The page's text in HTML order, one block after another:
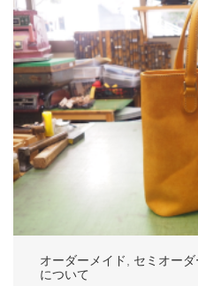
オーダーメイド セミオーダ
について